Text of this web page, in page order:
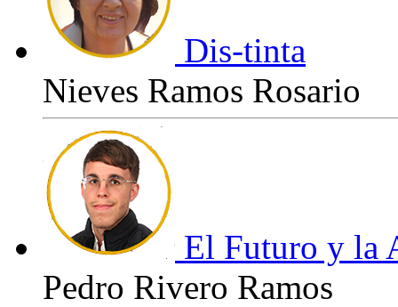
Dis-tinta
Nieves Ramos Rosario
El Futuro y la
Pedro Rivero Ramos